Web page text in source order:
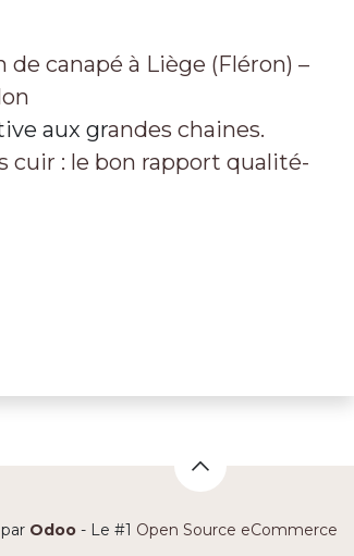
de canapé à Liège (Fléron) –
aux grandes chaines.
cuir : le bon rapport qualité-
Odoo - Le #1 Open Source eCommerce